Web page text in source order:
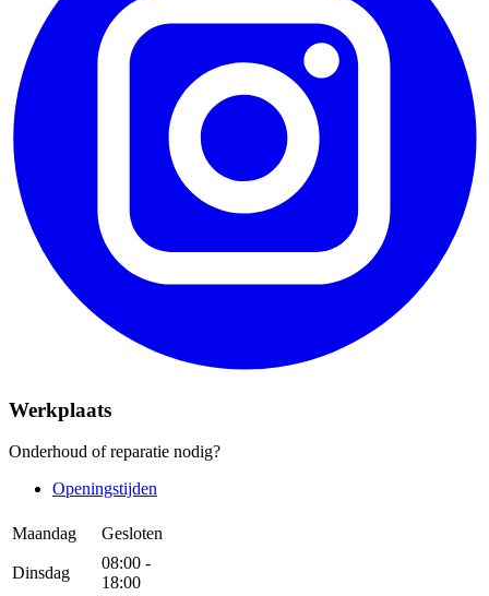
Werkplaats
Onderhoud of reparatie nodig?
Openingstijden
Maandag Gesloten
Dinsdag
08:00 -
18:00